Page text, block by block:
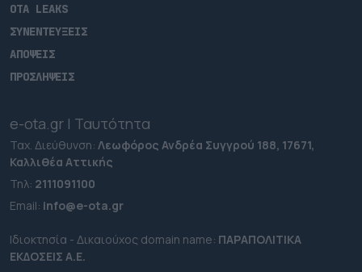
OTA LEAKS
ΣΥΝΕΝΤΕΥΞΕΙΣ
ΑΠΟΨΕΙΣ
ΠΡΟΣΛΗΨΕΙΣ
e-ota.gr | Ταυτότητα
Ταχ. Διεύθυνση: Λεωφόρος Ανδρέα Συγγρού 188, 17671,
Καλλιθέα Αττικής
Τηλ: 2111091100
Εmail: info@e-ota.gr
Ιδιοκτησία - Δικαιούχος domain name: ΠΑΡΑΠΟΛΙΤΙΚΑ
ΕΚΔΟΣΕΙΣ A.E.